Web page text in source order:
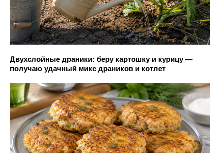
Двухслойные драники: беру картошку и курицу —
получаю удачный микс драников и котлет